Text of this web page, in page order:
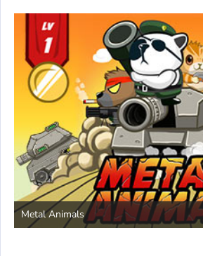
Metal Animals